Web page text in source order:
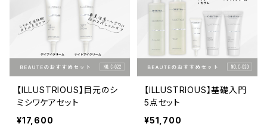
【ILLUSTRIOUS】目元のシ
ミシワケアセット
¥17,600
【ILLUSTRIOUS】基礎入門
5点セット
¥51,700